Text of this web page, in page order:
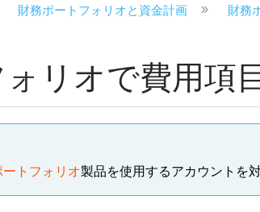
開/折りたたむ
財務ポートフォリオと資金計画 財務
リオで費用項
ートフォリオ製品を使用するアカウントを